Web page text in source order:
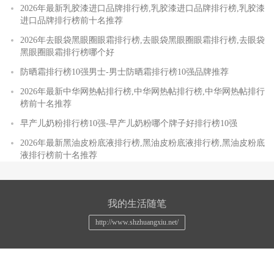
2026年最新乳胶漆进口品牌排行榜,乳胶漆进口品牌排行榜,乳胶漆
进口品牌排行榜前十名推荐
2026年去眼袋黑眼圈眼霜排行榜,去眼袋黑眼圈眼霜排行榜,去眼袋
黑眼圈眼霜排行榜哪个好
防晒霜排行榜10强男士-男士防晒霜排行榜10强品牌推荐
2026年最新中华网热帖排行榜,中华网热帖排行榜,中华网热帖排行
榜前十名推荐
早产儿奶粉排行榜10强-早产儿奶粉哪个牌子好排行榜10强
2026年最新黑油皮粉底液排行榜,黑油皮粉底液排行榜,黑油皮粉底
液排行榜前十名推荐
我的生活随笔
http://www.shzhuangxiu.net/